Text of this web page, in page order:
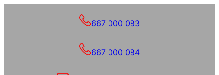
667 000 083
667 000 084